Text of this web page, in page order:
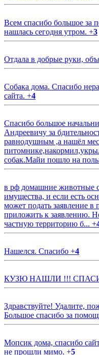
Всем спасибо большое за
нашлась сегодня утром. +3
Отдала в добрые руки,
Собака дома. Спасибо
сайта. +4
Спасибо большое
Андреевичу за
равнодушным ,а нашёл
собак.Майи пошло на
в рф домашние животные
имущества, и если есть
может подать заявление в
приложить к заявлению.
частную территорию б... +
Нашелся. Спасибо +4
КУЗЮ НАШЛИ !!!
Здравствуйте! Удалите,
Большое спасибо за
Мопсик дома, спасибо
не прошли мимо. +5